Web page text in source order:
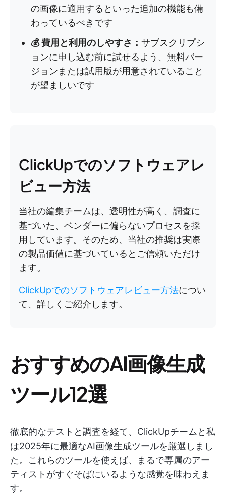
の画像に適用するといった追加の機能も備
わっているべきです
💰 費用と利用のしやすさ： サブスクリプシ
ョンに申し込む前に試せるよう、無料バー
ジョンまたは試用版が用意されていること
が望ましいです
ClickUpでのソフトウェアレ
ビュー方法
当社の編集チームは、透明性が高く、調査に
基づいた、ベンダーに偏らないプロセスを採
用しています。そのため、当社の推奨は実際
の製品価値に基づいているとご信頼いただけ
ます。
ClickUpでのソフトウェアレビュー方法につい
て、詳しくご紹介します。
おすすめのAI画像生成
ツール12選
徹底的なテストと調査を経て、ClickUpチームと私
は2025年に最適なAI画像生成ツールを厳選しまし
た。これらのツールを使えば、まるで専属のアー
ティストがすぐそばにいるような感覚を味わえま
す。